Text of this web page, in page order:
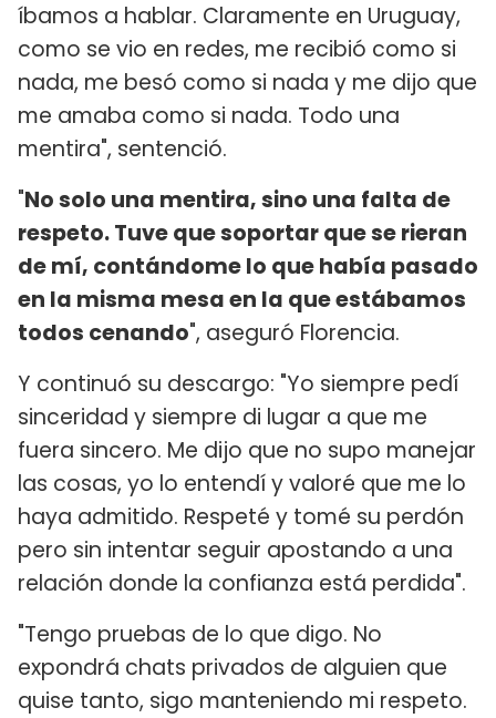
íbamos a hablar. Claramente en Uruguay,
como se vio en redes, me recibió como si
nada, me besó como si nada y me dijo que
me amaba como si nada. Todo una
mentira", sentenció.
"No solo una mentira, sino una falta de
respeto. Tuve que soportar que se rieran
de mí, contándome lo que había pasado
en la misma mesa en la que estábamos
todos cenando", aseguró Florencia.
Y continuó su descargo: "Yo siempre pedí
sinceridad y siempre di lugar a que me
fuera sincero. Me dijo que no supo manejar
las cosas, yo lo entendí y valoré que me lo
haya admitido. Respeté y tomé su perdón
pero sin intentar seguir apostando a una
relación donde la confianza está perdida".
"Tengo pruebas de lo que digo. No
expondrá chats privados de alguien que
quise tanto, sigo manteniendo mi respeto.